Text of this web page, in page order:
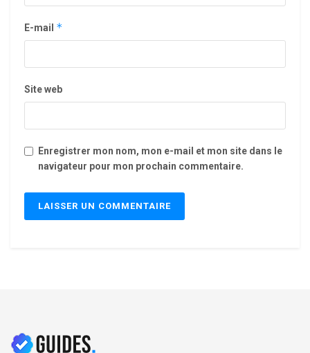
E-mail *
Site web
Enregistrer mon nom, mon e-mail et mon site dans le
navigateur pour mon prochain commentaire.